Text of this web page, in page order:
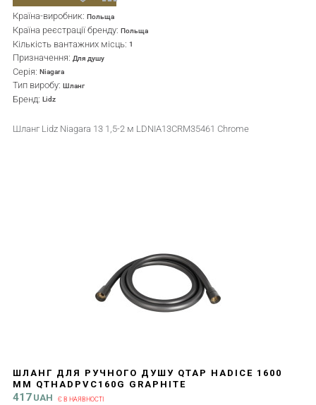
Країна-виробник: Польща
Країна реєстрації бренду: Польща
Кількість вантажних місць: 1
Призначення: Для душу
Серія: Niagara
Тип виробу: Шланг
Бренд: Lidz
Шланг Lidz Niagara 13 1,5-2 м LDNIA13CRM35461 Chrome
ШЛАНГ ДЛЯ РУЧНОГО ДУШУ QTAP HADICE 1600
ММ QTHADPVC160G GRAPHITE
417 UAH Є В НАЯВНОСТІ